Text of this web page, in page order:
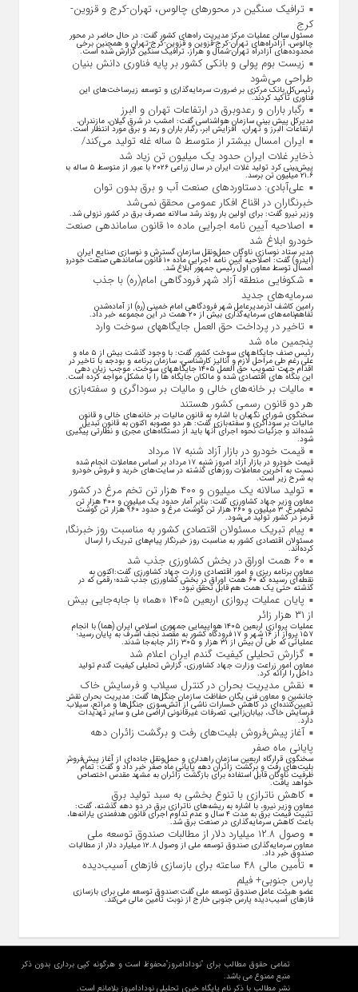
ترافیک سنگین در محورهای چالوس، تهران-کرج و قزوین-
کرج
مسئول سالن عملیات مرکز مدیریت راه‌های کشور گفت: در حال حاضر در محور
چالوس، آزادراه‌های تهران-کرج-قزوین و قزوین-کرج-تهران و همچنین برخی
محدوده‌های آزادراه تهران-شمال و هراز، ترافیک سنگین گزارش شده است.
زیست بوم پولی و بانکی کشور بر پایه فناوری دانش بنیان
طراحی می‌شود
رئیس‌کل بانک مرکزی بر ضرورت سرمایه‌گذاری و توسعه زیرساخت‌های این
فناوری تأکید کردند.
رگبار باران و رعدوبرق در ارتفاعات تهران و البرز
مدیرکل پیش بینی سازمان هواشناسی گفت: امشب در شرق گیلان، مازندران،
ارتفاعات البرز و تهران، افزایش ابر، رگبار باران و رعد و برق مورد انتظار است.
ایران امسال بیشتر از متوسط ۵ ساله غله تولید می‌کند/
ذخایر غلات ایران حدود یک میلیون تن زیاد شد
پیش‌بینی کرد تولید غلات ایران در سال زراعی ۲۰۲۶ با عبور از متوسط ۵ ساله به
۲۱.۶ میلیون تن برسد.
علی‌آبادی: دستاورد‌های صنعت آب و برق بدون توان
خبرنگاران در اقناع افکار عمومی محقق نمی‌شد
وزیر نیرو گفت: برای اولین بار روند رشد سالانه مصرف برق در کشور نزولی شد.
اصلاحیه آیین نامه اجرایی ماده ۱۰ قانون ساماندهی صنعت
خودرو ابلاغ شد
مدیر ستاد نوسازی ناوگان حمل‌ونقل سازمان گسترش و نوسازی صنایع ایران
(ایدرو) گفت: اصلاحیه آیین نامه اجرایی ماده ۱۰ قانون ساماندهی صنعت خودرو
امسال توسط معاون اول رئیس جمهور ابلاغ شد.
شکوفایی منطقه آزاد شهر فرودگاهی امام(ره) با جذب
سرمایه‌های جدید
رامین کاشف اذرمدیرعامل شهر فرودگاهی امام خمینی (ره) از آماده‌شدن
تفاهم‌نامه‌های سرمایه‌گذاری بیش از ۲۰ همت در این مجموعه خبر داد.
تاخیر در پرداخت حق العمل جایگاههای سوخت وارد
پنجمین ماه شد
رئیس صنف جایگاههای سوخت کشور گفت: با وجود گذشت بیش از ۵ ماه و
علی رغم طی مراحل لازم و آنالیز کارشناسی، سازمان برنامه و بودجه با تاخیر در
اقدام جهت تصویب حق العمل ۱۴۰۵ جایگاههای سوخت، موجب زیان دهی
این بنگاه های اقتصادی شده و مالکان جایگاه ها را با مشکل مواجه کرده است.
مالیات بر خانه‌های خالی و مالیات بر سوداگری و سفته‌بازی
هر دو قانون رسمی کشور هستند
سخنگوی شورای نگهبان با اشاره به قانون مالیات بر خانه‌های خالی و قانون
مالیات بر سوداگری و سفته‌بازی گفت: هر دو مصوبه اکنون به قانون تبدیل
شده‌اند و جزئیات نحوه اجرای آنها باید از دستگاه‌های مجری و نظارتی پیگیری
شود.
قیمت خودرو در بازار آزاد شنبه ۱۷ مرداد
قیمت خودرو در بازار آزاد امروز شنبه ۱۷ مرداد بر اساس معاملات انجام شده
نسبت به آخرین معاملات روز‌های گذشته در سایت‌های خرید و فروش خودرو
به شرح زیر است.
تولید سالانه یک میلیون و ۴۰۰ هزار تن تخم مرغ در کشور
معاون وزیر جهاد کشاورزی گفت: بنابر آمار حدود یک میلیون و ۴۰۰ هزار تن
تخم‌مرغ، ۳ میلیون و ۲۶۰ هزار تن گوشت مرغ و حدود ۹۶۰ هزار تن گوشت
قرمز در کشور تولید می‌شود.
پیام تبریک مسئولان اقتصادی کشور به مناسبت روز خبرنگار
مسئولان اقتصادی کشور به مناسبت روز خبرنگار پیام‌های تبریک را ارسال
کرده‌اند.
۶۰ همت اوراق در بخش کشاورزی جذب شد
معاون برنامه ریزی و امور اقتصادی وزارت جهاد کشاورزی گفت:اکنون به
نقطه‌ای رسیده که ۶۰ همت اوراق در بخش کشاورزی جذب شده؛ رقمی که در
گذشته حتی یک همت هم قابل تحقق نبود.
پایان عملیات پروازی اربعین ۱۴۰۵ «هما» با جابه‌جایی بیش
از ۳۱ هزار زائر
عملیات پروازی اربعین ۱۴۰۵ هواپیمایی جمهوری اسلامی ایران (هما) با انجام
۱۵۷ پرواز از ۱۶ شهر و ۱۷ فرودگاه کشور به مقصد نجف اشرف به پایان رسید؛
عملیاتی که طی آن بیش از ۳۱ هزار و ۳۰۵ زائر جابه‌جا شدند.
گزارش تحلیلی کیفیت گندم ایران اعلام شد
معاون امور زراعت وزارت جهاد کشاورزی، گزارش تحلیلی کیفیت گندم تولید
داخل را ارائه کرد.
نقش مدیریت بحران در کنترل سیلاب و فرسایش خاک
جانشین و معاون فنی یگان حفاظت سازمان جنگل‌ها گفت: مدیریت بحران نقش
تعیین‌کننده‌ای در کاهش خسارات ناشی از آتش‌سوزی جنگل‌ها و مراتع، سیلاب،
فرسایش خاک، بیابان‌زایی، تصرفات غیرقانونی اراضی ملی و سایر تهدیدات
دارد.
آغاز پیش‌فروش بلیت‌های رفت و برگشت زائران دهه
پایانی ماه صفر
سخنگوی قرارگاه اربعین سازمان راهداری و حمل‌ونقل جاده‌ای از آغاز پیش‌فروش
بلیت‌های رفت و برگشت زائران دهه پایانی ماه صفر خبر داد و گفت: تمام
ظرفیت ناوگان قابل استفاده برای بازگشت زائران به مشهد مقدس اختصاص
خواهد یافت.
کاهش ناترازی با تنوع بخشی به سبد تولید برق
معاون وزیر نیرو، با اشاره به ریشه‌های ناترازی برق در دو دهه گذشته، گفت:
تثبیت قیمت برق به مدت ۴ سال و عدم تداوم اجرای قانون هدفمندی یارانه‌ها،
باعث کاهش سرمایه‌گذاری در صنعت برق شد.
وصول ۱۲.۸ میلیارد دلار از مطالبات صندوق توسعه ملی
معاون سرمایه‌گذاری صندوق توسعه ملی از وصول ۱۲.۸ میلیارد دلار از مطالبات
صندوق خبر داد.
تأمین مالی ۴۸ ساعته برای بازسازی فاز‌های آسیب‌دیده
پارس جنوبی+ فیلم
عضو هیئت عامل صندوق توسعه ملی گفت:صندوق توسعه ملی برای بازسازی
فاز‌های آسیب‌دیده پارس جنوبی خارج از نوبت تأمین مالی می‌کند.
تمامی حقوق مطالب برای "نودادامروز"محفوظ است و هرگونه کپی برداری بدون ذکر
منبع ممنوع می باشد.
نشر مطالب با ذکر نام پایگاه خبری تحلیلی نودادامروز بلامانع است.